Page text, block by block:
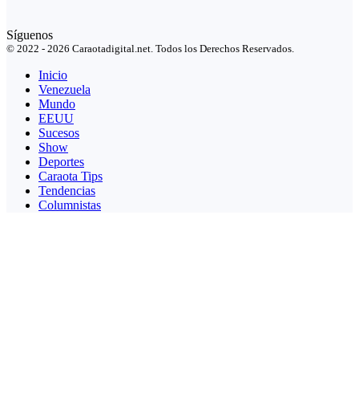
Síguenos
© 2022 - 2026 Caraotadigital.net. Todos los Derechos Reservados.
Inicio
Venezuela
Mundo
EEUU
Sucesos
Show
Deportes
Caraota Tips
Tendencias
Columnistas